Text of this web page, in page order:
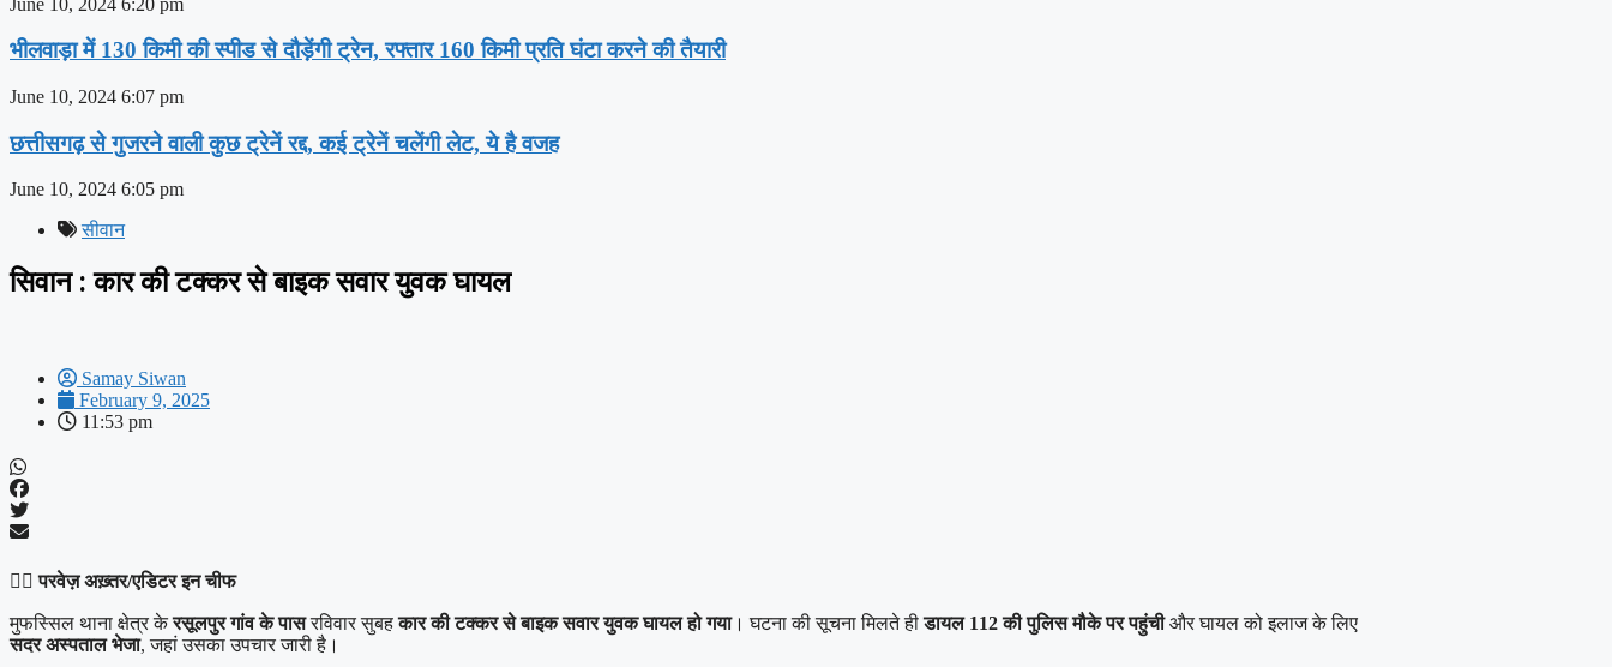
भीलवाड़ा में 130 किमी की स्पीड से दौड़ेंगी ट्रेन, रफ्तार 160 किमी प्रति घंटा करने की तैयारी
June 10, 2024 6:07 pm
छत्तीसगढ़ से गुजरने वाली कुछ ट्रेनें रद्द, कई ट्रेनें चलेंगी लेट, ये है वजह
June 10, 2024 6:05 pm
सीवान
सिवान : कार की टक्कर से बाइक सवार युवक घायल
Samay Siwan
February 9, 2025
11:53 pm
✍🏽परवेज़ अख़्तर/एडिटर इन चीफ
मुफस्सिल थाना क्षेत्र केरसूलपुर गांव के पासरविवार सुबहकार की टक्कर से बाइक सवार युवक घायल हो गया। घटना की सूचना मिलते हीडायल 112 की पुलिस मौके पर पहुंचीऔर घायल को इलाज के लिए
सदर अस्पताल भेजा, जहां उसका उपचार जारी है।